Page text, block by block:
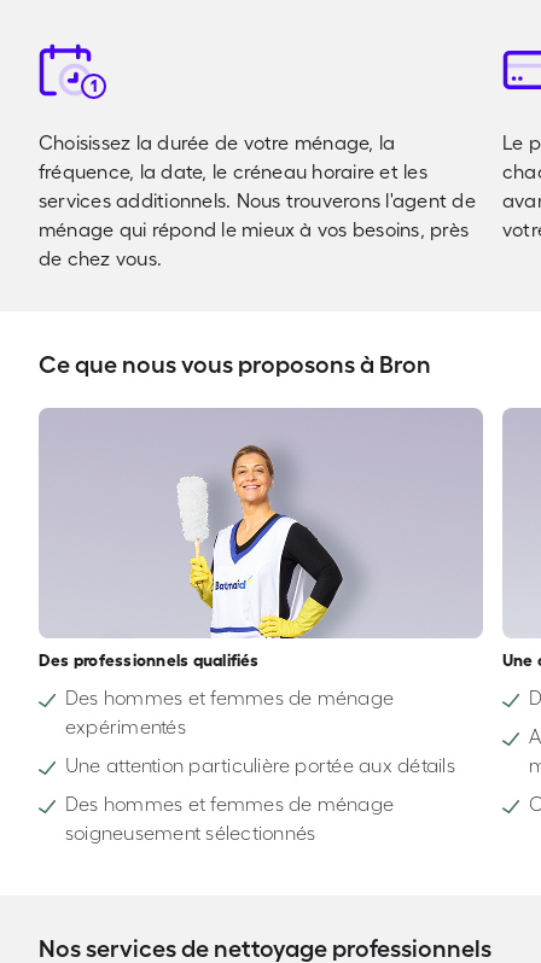
1
Choisissez la durée de votre ménage, la
fréquence, la date, le créneau horaire et les
services additionnels. Nous trouverons l'agent de
ménage qui répond le mieux à vos besoins, près
de chez vous.
Le
Ce que nous vous proposons à Bron
Des professionnels qualifiés
Des hommes et femmes de ménage
expérimentés
Une attention particulière portée aux détails
Des hommes et femmes de ménage
soigneusement sélectionnés
Une
Nos services de nettoyage professionnels